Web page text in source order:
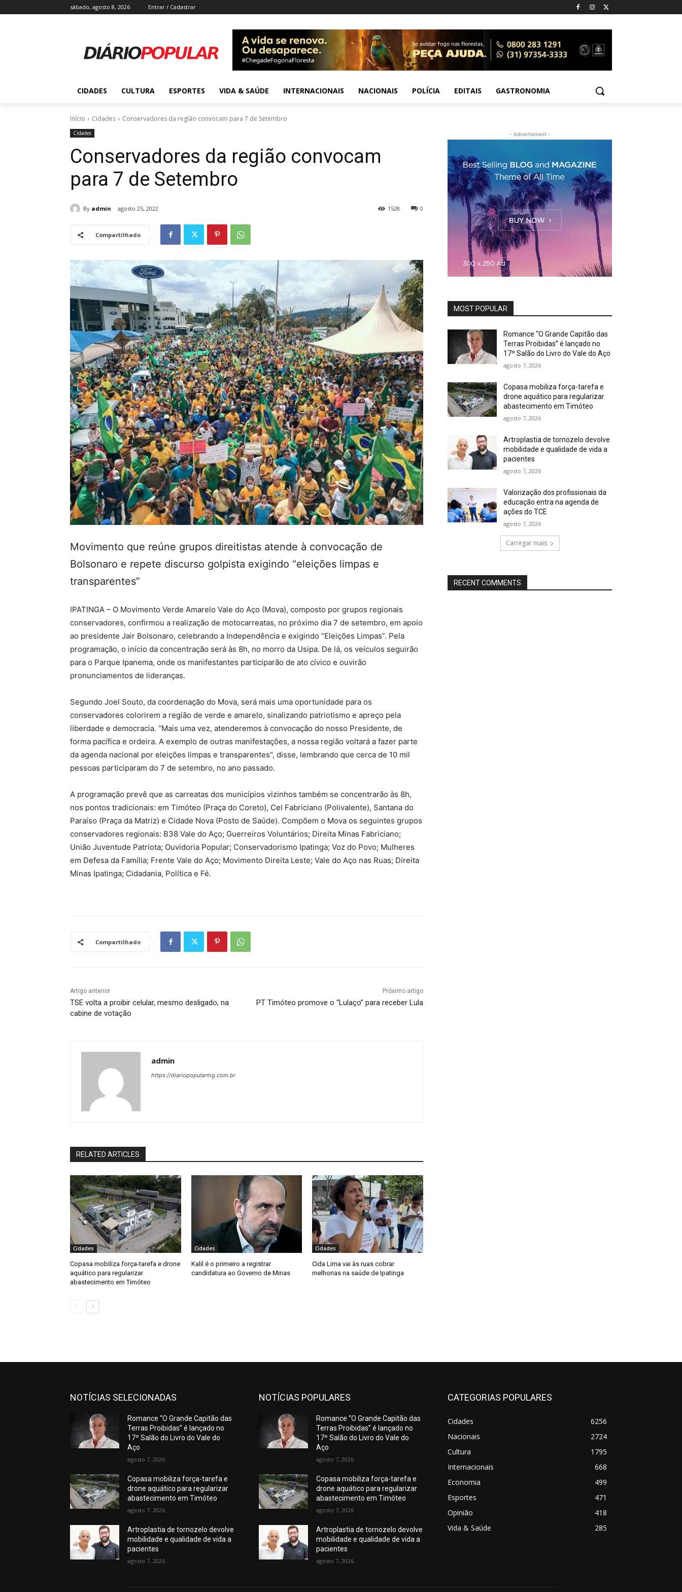
sábado, agosto 8, 2026 Entrar / Cadastrar
CIDADES CULTURA ESPORTES VIDA & SAÚDE INTERNACIONAIS NACIONAIS POLÍCIA EDITAIS GASTRONOMIA
Início Cidades Conservadores da região convocam para 7 de Setembro
Cidades
Conservadores da região convocam
para 7 de Setembro
By admin agosto 25, 2022 0
1528
Compartilhado
Movimento que reúne grupos direitistas atende à convocação de
Bolsonaro e repete discurso golpista exigindo “eleições limpas e
transparentes”
IPATINGA – O Movimento Verde Amarelo Vale do Aço (Mova), composto por grupos regionais
conservadores, confirmou a realização de motocarreatas, no próximo dia 7 de setembro, em apoio
ao presidente Jair Bolsonaro, celebrando a Independência e exigindo “Eleições Limpas”. Pela
programação, o início da concentração será às 8h, no morro da Usipa. De lá, os veículos seguirão
para o Parque Ipanema, onde os manifestantes participarão de ato cívico e ouvirão
pronunciamentos de lideranças.
Segundo Joel Souto, da coordenação do Mova, será mais uma oportunidade para os
conservadores colorirem a região de verde e amarelo, sinalizando patriotismo e apreço pela
liberdade e democracia. “Mais uma vez, atenderemos à convocação do nosso Presidente, de
forma pacífica e ordeira. A exemplo de outras manifestações, a nossa região voltará a fazer parte
da agenda nacional por eleições limpas e transparentes”, disse, lembrando que cerca de 10 mil
pessoas participaram do 7 de setembro, no ano passado.
A programação prevê que as carreatas dos municípios vizinhos também se concentrarão às 8h,
nos pontos tradicionais: em Timóteo (Praça do Coreto), Cel Fabriciano (Polivalente), Santana do
Paraíso (Praça da Matriz) e Cidade Nova (Posto de Saúde). Compõem o Mova os seguintes grupos
conservadores regionais: B38 Vale do Aço; Guerreiros Voluntários; Direita Minas Fabriciano;
União Juventude Patriota; Ouvidoria Popular; Conservadorismo Ipatinga; Voz do Povo; Mulheres
em Defesa da Família; Frente Vale do Aço; Movimento Direita Leste; Vale do Aço nas Ruas; Direita
Minas Ipatinga; Cidadania, Política e Fé.
Compartilhado
Artigo anterior
TSE volta a proibir celular, mesmo desligado, na
cabine de votação
Próximo artigo
PT Timóteo promove o “Lulaço” para receber Lula
admin
https://diariopopularmg.com.br
RELATED ARTICLES
Cidades
Copasa mobiliza força-tarefa e drone
aquático para regularizar
abastecimento em Timóteo
Cidades
Kalil é o primeiro a registrar
candidatura ao Governo de Minas
Cidades
Cida Lima vai às ruas cobrar
melhorias na saúde de Ipatinga
- Advertisment -
MOST POPULAR
Romance “O Grande Capitão das
Terras Proibidas” é lançado no
17º Salão do Livro do Vale do Aço
agosto 7, 2026
Copasa mobiliza força-tarefa e
drone aquático para regularizar
abastecimento em Timóteo
agosto 7, 2026
Artroplastia de tornozelo devolve
mobilidade e qualidade de vida a
pacientes
agosto 7, 2026
Valorização dos profissionais da
educação entra na agenda de
ações do TCE
agosto 7, 2026
Carregar mais
RECENT COMMENTS
NOTÍCIAS SELECIONADAS
Romance “O Grande Capitão das
Terras Proibidas” é lançado no
17º Salão do Livro do Vale do
Aço
agosto 7, 2026
Copasa mobiliza força-tarefa e
drone aquático para regularizar
abastecimento em Timóteo
agosto 7, 2026
Artroplastia de tornozelo devolve
mobilidade e qualidade de vida a
pacientes
agosto 7, 2026
NOTÍCIAS POPULARES
Romance “O Grande Capitão das
Terras Proibidas” é lançado no
17º Salão do Livro do Vale do
Aço
agosto 7, 2026
Copasa mobiliza força-tarefa e
drone aquático para regularizar
abastecimento em Timóteo
agosto 7, 2026
Artroplastia de tornozelo devolve
mobilidade e qualidade de vida a
pacientes
agosto 7, 2026
CATEGORIAS POPULARES
Cidades
6256
Nacionais
2724
Cultura
1795
Internacionais
668
Economia
499
Esportes
471
Opinião
418
Vida & Saúde
285